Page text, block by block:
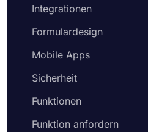
Integrationen
Formulardesign
Mobile Apps
Sicherheit
Funktionen
Funktion anfordern